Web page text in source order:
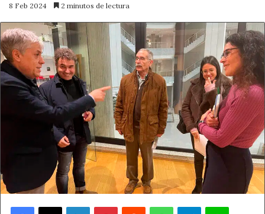
8 Feb 2024 2 minutos de lectura
Facebook
X LinkedInPinterestReddit WhatsAppTelegramLine